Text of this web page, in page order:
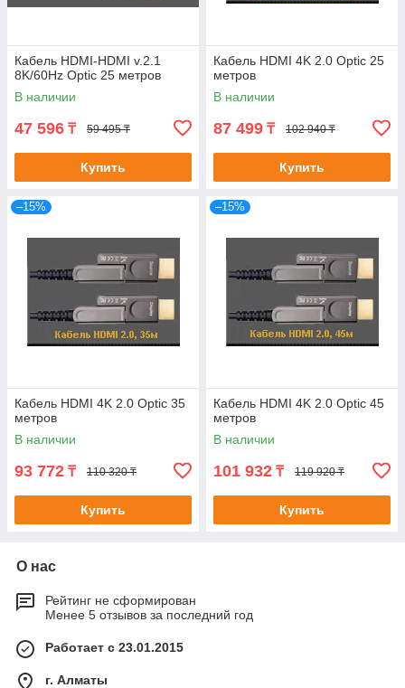
Кабель HDMI-HDMI v.2.1
8K/60Hz Optic 25 метров
В наличии
47 596 ₸ 59 495 ₸
Купить
Кабель HDMI 4K 2.0 Optic 25
метров
В наличии
87 499 ₸ 102 940 ₸
Купить
–15%
Кабель HDMI 4K 2.0 Optic 35
метров
В наличии
93 772 ₸ 110 320 ₸
Купить
–15%
Кабель HDMI 4K 2.0 Optic 45
метров
В наличии
101 932 ₸ 119 920 ₸
Купить
О нас
Рейтинг не сформирован
Менее 5 отзывов за последний год
Работает с 23.01.2015
г. Алматы